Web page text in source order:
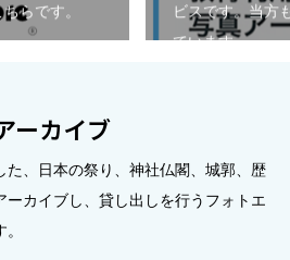
らです。
ビスです。当方
ています。
ーカイブ
た、日本の祭り、神社仏閣、城郭、歴
ーカイブし、貸し出しを行うフォトエ